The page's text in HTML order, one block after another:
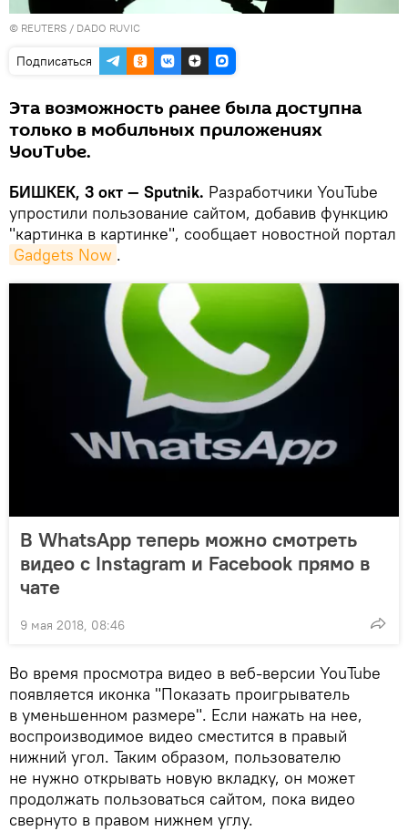
© REUTERS / DADO RUVIC
Подписаться
Эта возможность ранее была доступна
только в мобильных приложениях
YouTube.
БИШКЕК, 3 окт — Sputnik. Разработчики YouTube
упростили пользование сайтом, добавив функцию
"картинка в картинке", сообщает новостной портал
Gadgets Now .
В WhatsApp теперь можно смотреть
видео с Instagram и Facebook прямо в
чате
9 мая 2018, 08:46
Во время просмотра видео в веб-версии YouTube
появляется иконка "Показать проигрыватель
в уменьшенном размере". Если нажать на нее,
воспроизводимое видео сместится в правый
нижний угол. Таким образом, пользователю
не нужно открывать новую вкладку, он может
продолжать пользоваться сайтом, пока видео
свернуто в правом нижнем углу.